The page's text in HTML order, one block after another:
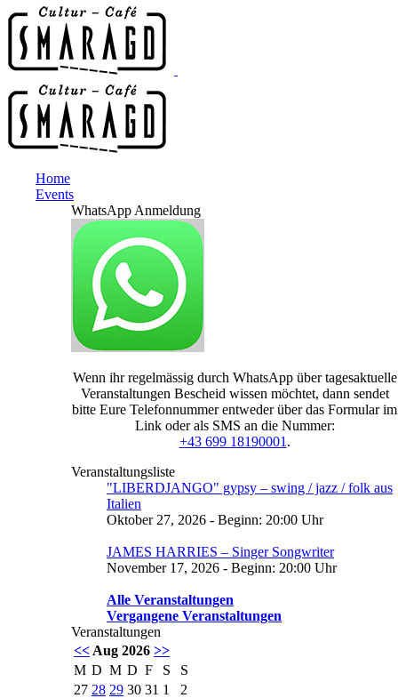
Home
Events
WhatsApp Anmeldung
Wenn ihr regelmässig durch WhatsApp über tagesaktuelle
Veranstaltungen Bescheid wissen möchtet, dann sendet
bitte Eure Telefonnummer entweder über das Formular im
Link oder als SMS an die Nummer:
+43 699 18190001 .
Veranstaltungsliste
"LIBERDJANGO" gypsy – swing / jazz / folk aus
Italien
Oktober 27, 2026 - Beginn: 20:00 Uhr
JAMES HARRIES – Singer Songwriter
November 17, 2026 - Beginn: 20:00 Uhr
Alle Veranstaltungen
Vergangene Veranstaltungen
Veranstaltungen
<< Aug 2026 >>
M D M D F S
S
27 28 29 30 31 1
2